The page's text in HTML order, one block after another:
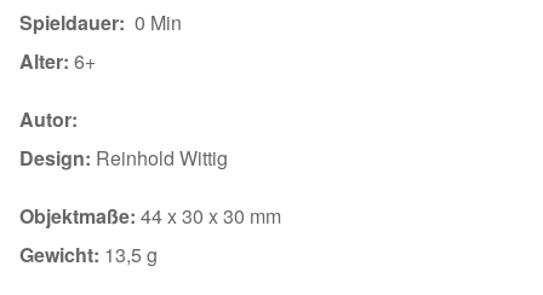
Spieldauer: 0 Min
Alter: 6+
Autor:
Design: Reinhold Wittig
Objektmaße: 44 x 30 x 30 mm
Gewicht: 13,5 g